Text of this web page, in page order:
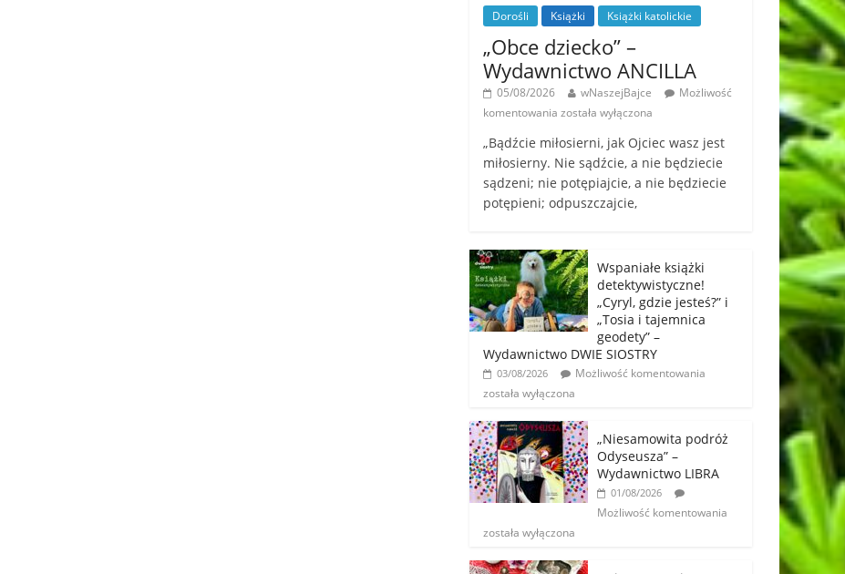
Dorośli Książki Książki katolickie
„Obce dziecko” –
Wydawnictwo ANCILLA
05/08/2026 wNaszejBajce
Możliwość
komentowania została wyłączona
„Bądźcie miłosierni, jak Ojciec wasz jest
miłosierny. Nie sądźcie, a nie będziecie
sądzeni; nie potępiajcie, a nie będziecie
potępieni; odpuszczajcie,
Wspaniałe książki
detektywistyczne!
„Cyryl, gdzie jesteś?” i
„Tosia i tajemnica
geodety” –
Wydawnictwo DWIE SIOSTRY
03/08/2026
Możliwość komentowania
została wyłączona
„Niesamowita podróż
Odyseusza” –
Wydawnictwo LIBRA
01/08/2026
Możliwość komentowania
została wyłączona